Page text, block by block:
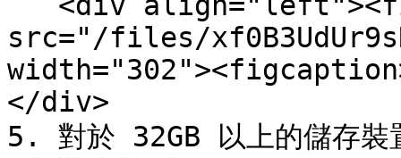
src="/files/
</div>
5. 對於 32GB 以上的儲存